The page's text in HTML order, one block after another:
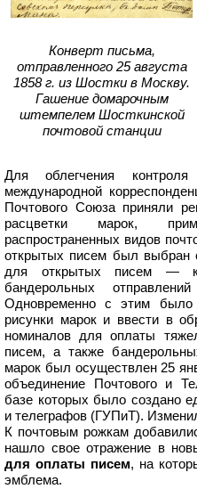
Конверт письма,
отправленного 25 августа
1858 г. из Шостки в Москву.
Гашение домарочным
штемпелем Шосткинской
почтовой станции
Для облегчения
международной
Почтового Союза приняли
расцветки марок,
распространенных видов
открытых писем был выбран
для открытых писем —
бандерольных
Одновременно с этим было
рисунки марок и ввести в
номиналов для оплаты
писем, а также
марок был осуществлен 25
объединение Почтового и
базе которых было создано
и телеграфов (ГУПиТ).
К почтовым рожкам
нашло свое отражение в
для оплаты писем, на
эмблема.